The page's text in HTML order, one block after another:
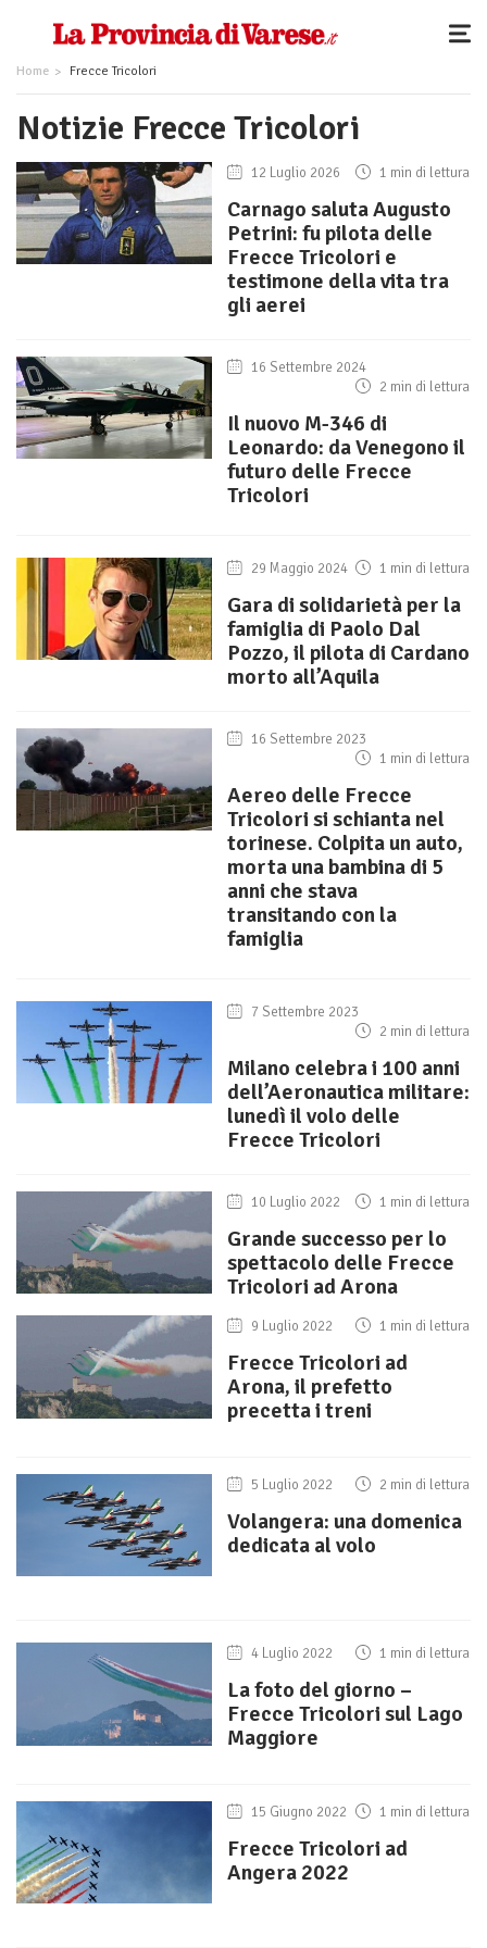
Home Frecce Tricolori
Notizie Frecce Tricolori
12 Luglio 2026 1 min di lettura
Carnago saluta Augusto
Petrini: fu pilota delle
Frecce Tricolori e
testimone della vita tra
gli aerei
16 Settembre 2024
2 min di lettura
Il nuovo M-346 di
Leonardo: da Venegono il
futuro delle Frecce
Tricolori
29 Maggio 2024 1 min di lettura
Gara di solidarietà per la
famiglia di Paolo Dal
Pozzo, il pilota di Cardano
morto all’Aquila
16 Settembre 2023
1 min di lettura
Aereo delle Frecce
Tricolori si schianta nel
torinese. Colpita un auto,
morta una bambina di 5
anni che stava
transitando con la
famiglia
7 Settembre 2023
2 min di lettura
Milano celebra i 100 anni
dell’Aeronautica militare:
lunedì il volo delle
Frecce Tricolori
10 Luglio 2022 1 min di lettura
Grande successo per lo
spettacolo delle Frecce
Tricolori ad Arona
9 Luglio 2022 1 min di lettura
Frecce Tricolori ad
Arona, il prefetto
precetta i treni
5 Luglio 2022 2 min di lettura
Volangera: una domenica
dedicata al volo
4 Luglio 2022 1 min di lettura
La foto del giorno –
Frecce Tricolori sul Lago
Maggiore
15 Giugno 2022 1 min di lettura
Frecce Tricolori ad
Angera 2022